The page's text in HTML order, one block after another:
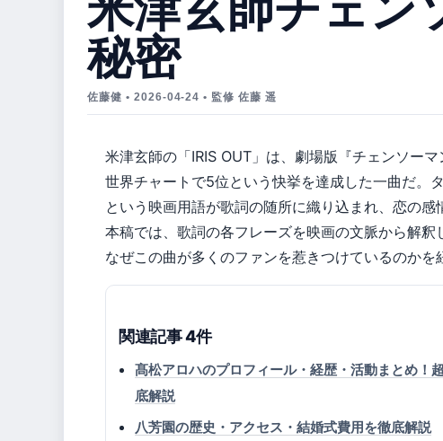
秘密
佐藤健 • 2026-04-24 • 監修 佐藤 遥
米津玄師の「IRIS OUT」は、劇場版『チェンソー
世界チャートで5位という快挙を達成した一曲だ。
という映画用語が歌詞の随所に織り込まれ、恋の
本稿では、歌詞の各フレーズを映画の文脈から解釈
なぜこの曲が多くのファンを惹きつけているのかを
関連記事 4件
髙松アロハのプロフィール・経歴・活動まとめ！
底解説
八芳園の歴史・アクセス・結婚式費用を徹底解説